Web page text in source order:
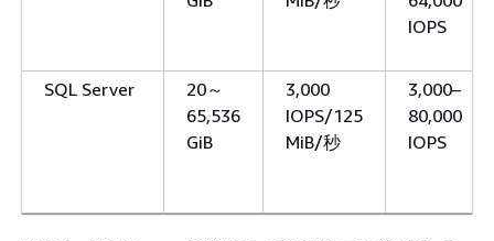
IOPS
SQL Server
20～
65,536
GiB
3,000
IOPS/125
MiB/秒
3,000–
80,000
IOPS